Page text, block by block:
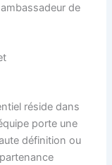
de
réside dans
porte une
définition ou